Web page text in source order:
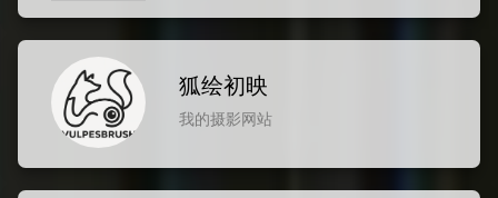
狐绘初映
我的摄影网站